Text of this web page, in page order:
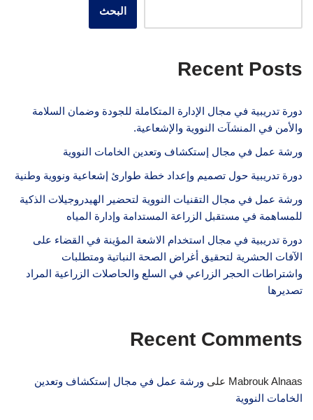
البحث
Recent Posts
دورة تدريبية في مجال الإدارة المتكاملة للجودة وضمان السلامة
والأمن في المنشآت النووية والإشعاعية.
ورشة عمل في مجال إستكشاف وتعدين الخامات النووية
دورة تدريبية حول تصميم وإعداد خطة طوارئ إشعاعية ونووية وطنية
ورشة عمل في مجال التقنيات النووية لتحضير الهيدروجيلات الذكية
للمساهمة في مستقبل الزراعة المستدامة وإدارة المياه
دورة تدريبية في مجال استخدام الاشعة المؤينة في القضاء على
الآفات الحشرية لتحقيق أغراض الصحة النباتية ومتطلبات
واشتراطات الحجر الزراعي في السلع والحاصلات الزراعية المراد
تصديرها
Recent Comments
Mabrouk Alnaas على ورشة عمل في مجال إستكشاف وتعدين
الخامات النووية